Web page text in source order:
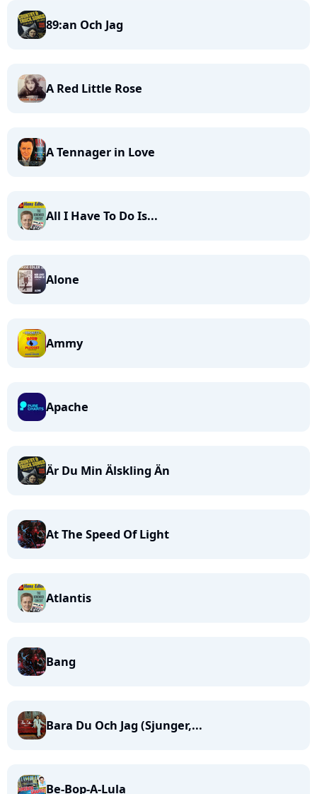
89:an Och Jag
A Red Little Rose
A Tennager in Love
All I Have To Do Is...
Alone
Ammy
Apache
Är Du Min Älskling Än
At The Speed Of Light
Atlantis
Bang
Bara Du Och Jag (Sjunger,...
Be-Bop-A-Lula